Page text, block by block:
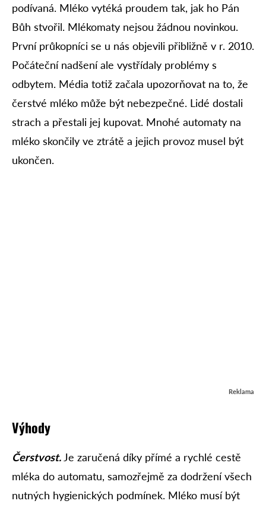
podívaná. Mléko vytéká proudem tak, jak ho Pán
Bůh stvořil. Mlékomaty nejsou žádnou novinkou.
První průkopníci se u nás objevili přibližně v r. 2010.
Počáteční nadšení ale vystřídaly problémy s
odbytem. Média totiž začala upozorňovat na to, že
čerstvé mléko může být nebezpečné. Lidé dostali
strach a přestali jej kupovat. Mnohé automaty na
mléko skončily ve ztrátě a jejich provoz musel být
ukončen.
Reklama
Výhody
Čerstvost.Je zaručená díky přímé a rychlé cestě
mléka do automatu, samozřejmě za dodržení všech
nutných hygienických podmínek. Mléko musí být